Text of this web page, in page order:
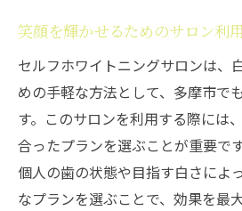
笑顔を輝かせるためのサロン利
セルフホワイトニングサロンは、
めの手軽な方法として、多摩市で
す。このサロンを利用する際には
合ったプランを選ぶことが重要で
個人の歯の状態や目指す白さによ
なプランを選ぶことで、効果を最